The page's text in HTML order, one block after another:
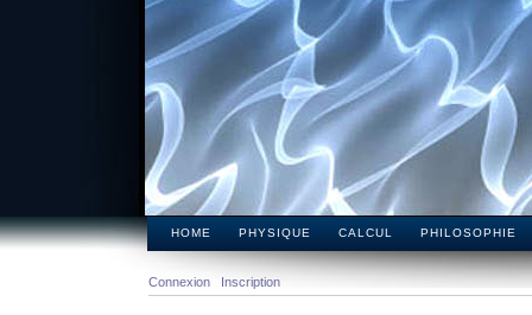
HOME PHYSIQUE CALCUL PHILOSOPHIE
Connexion Inscription